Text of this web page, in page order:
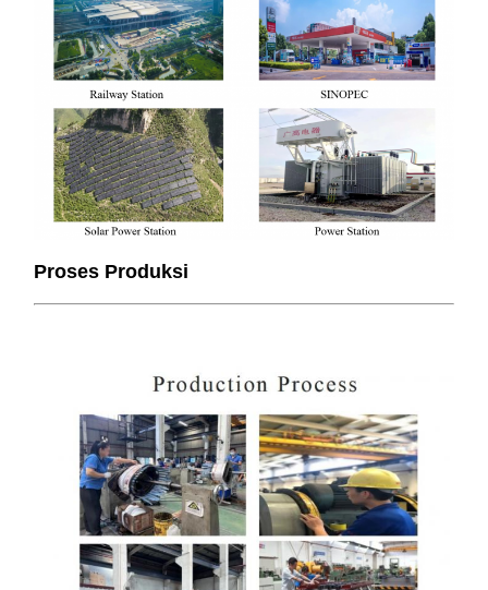
Proses Produksi